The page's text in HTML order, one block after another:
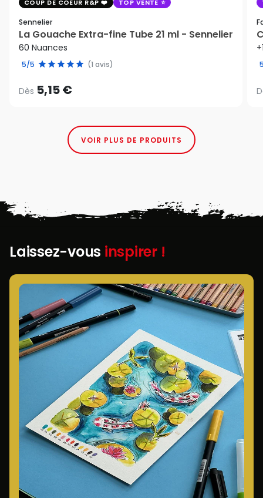
COUP DE COEUR R&P TOP VENTE
Sennelier
La Gouache Extra-fine Tube 21 ml - Sennelier
60 Nuances
5/5 (1 avis)
Dès 5,15 €
VOIR PLUS DE PRODUITS
Laissez-vous inspirer !